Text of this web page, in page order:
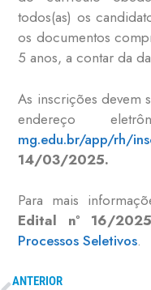
todos(as) os
os documentos
5 anos, a contar da
As inscrições devem
endereço
mg.edu.br/app/rh/
14/03/2025.
Para mais
Edital nº 16/2025
Processos Seletivos.
ANTERIOR